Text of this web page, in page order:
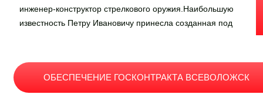
утрата таких товаров не является страховым случаем,
констатируют адвокаты, опрошенные «Ведомостями».
покрытия, несмотря на расширение программы и
повышение тарифов, отмечает доктор экономики,
советник ректора РГСУ Константин Поздняков.
инженер-конструктор стрелкового оружия.Наибольшую
известность Петру Ивановичу принесла созданная под
– оружие спецназа для бесшумной и беспламенной
стрельбы на дальностях до 400 метров. Ещё Пётр
Иванович участвовал в проекте «Моруж» по созданию
ОБЕСПЕЧЕНИЕ ГОСКОНТРАКТА ВСЕВОЛОЖСК